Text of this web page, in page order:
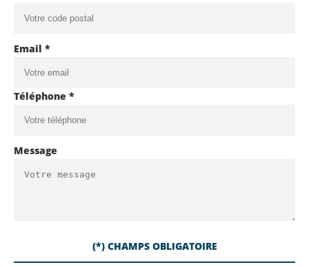
Email *
Téléphone *
Message
(*) CHAMPS OBLIGATOIRE